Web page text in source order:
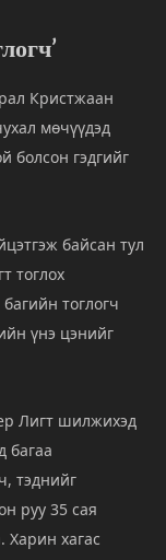
Кристжаан
мөчүүдэд
болсон гэдгийг
байсан тул
тоглох
тоглогч
үнэ цэнийг
Лигт шилжихэд
багаа
тэднийг
руу 35 сая
хагас